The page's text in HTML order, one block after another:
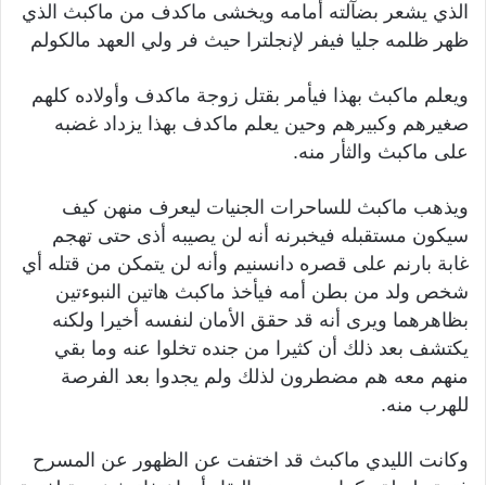
الذي يشعر بضآلته أمامه ويخشى ماكدف من ماكبث الذي
ظهر ظلمه جليا فيفر لإنجلترا حيث فر ولي العهد مالكولم
ويعلم ماكبث بهذا فيأمر بقتل زوجة ماكدف وأولاده كلهم
صغيرهم وكبيرهم وحين يعلم ماكدف بهذا يزداد غضبه
على ماكبث والثأر منه.
ويذهب ماكبث للساحرات الجنيات ليعرف منهن كيف
سيكون مستقبله فيخبرنه أنه لن يصيبه أذى حتى تهجم
غابة بارنم على قصره دانسنيم وأنه لن يتمكن من قتله أي
شخص ولد من بطن أمه فيأخذ ماكبث هاتين النبوءتين
بظاهرهما ويرى أنه قد حقق الأمان لنفسه أخيرا ولكنه
يكتشف بعد ذلك أن كثيرا من جنده تخلوا عنه وما بقي
منهم معه هم مضطرون لذلك ولم يجدوا بعد الفرصة
للهرب منه.
وكانت الليدي ماكبث قد اختفت عن الظهور عن المسرح